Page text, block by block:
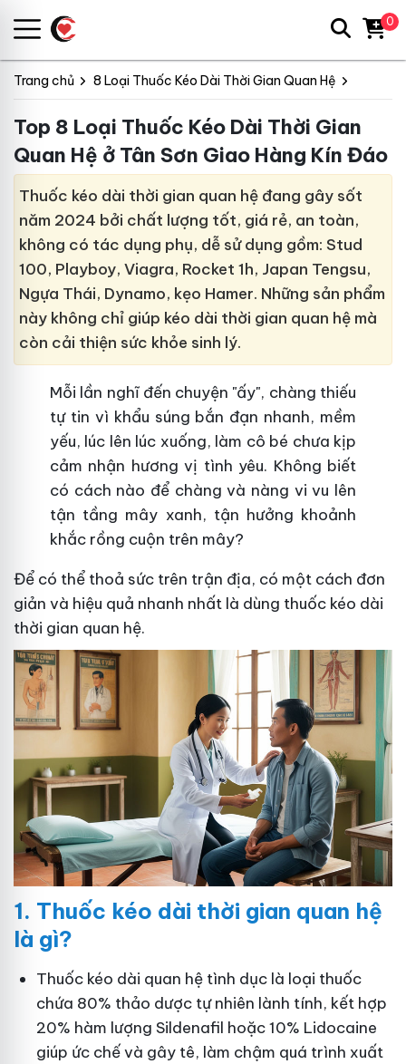
Trang chủ 8 Loại Thuốc Kéo Dài Thời Gian Quan Hệ
Top 8 Loại Thuốc Kéo Dài Thời Gian
Quan Hệ ở Tân Sơn Giao Hàng Kín Đáo
Thuốc kéo dài thời gian quan hệ đang gây sốt
năm 2024 bởi chất lượng tốt, giá rẻ, an toàn,
không có tác dụng phụ, dễ sử dụng gồm: Stud
100, Playboy, Viagra, Rocket 1h, Japan Tengsu,
Ngựa Thái, Dynamo, kẹo Hamer. Những sản phẩm
này không chỉ giúp kéo dài thời gian quan hệ mà
còn cải thiện sức khỏe sinh lý.
Mỗi lần nghĩ đến chuyện "ấy", chàng thiếu
tự tin vì khẩu súng bắn đạn nhanh, mềm
yếu, lúc lên lúc xuống, làm cô bé chưa kịp
cảm nhận hương vị tình yêu. Không biết
có cách nào để chàng và nàng vi vu lên
tận tầng mây xanh, tận hưởng khoảnh
khắc rồng cuộn trên mây?
Để có thể thoả sức trên trận địa, có một cách đơn
giản và hiệu quả nhanh nhất là dùng thuốc kéo dài
thời gian quan hệ.
1. Thuốc kéo dài thời gian quan hệ
là gì?
Thuốc kéo dài quan hệ tình dục là loại thuốc
chứa 80% thảo dược tự nhiên lành tính, kết hợp
20% hàm lượng Sildenafil hoặc 10% Lidocaine
giúp ức chế và gây tê, làm chậm quá trình xuất
0